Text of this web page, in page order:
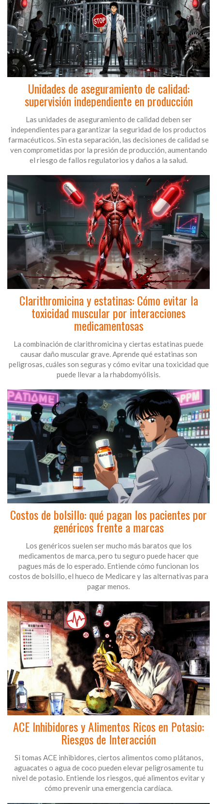
Unidades de aseguramiento de calidad:
supervisión independiente en producción
Las unidades de aseguramiento de calidad deben ser
independientes para garantizar la seguridad de los productos
farmacéuticos. Sin esta separación, las decisiones de calidad se
ven comprometidas por la presión de producción, aumentando
el riesgo de fallos regulatorios y daños a la salud.
Clarithromicina y estatinas: Cómo evitar la
toxicidad muscular por interacciones
medicamentosas
La combinación de clarithromicina y ciertas estatinas puede
causar daño muscular grave. Aprende qué estatinas son
peligrosas, cuáles son seguras y cómo evitar una toxicidad que
puede llevar a la rhabdomyólisis.
Costos de bolsillo: qué pagan los pacientes por
genéricos frente a marcas
Los genéricos suelen ser mucho más baratos que los
medicamentos de marca, pero tu seguro puede hacer que
pagues más de lo esperado. Entiende cómo funcionan los
costos de bolsillo, el hueco de Medicare y las alternativas para
pagar menos.
ACE Inhibidores y Alimentos Ricos en Potasio:
Riesgos de Interacción
Si tomas ACE inhibidores, ciertos alimentos como plátanos,
aguacates o agua de coco pueden elevar peligrosamente tu
nivel de potasio. Entiende los riesgos, qué alimentos evitar y
cómo prevenir una emergencia cardíaca.